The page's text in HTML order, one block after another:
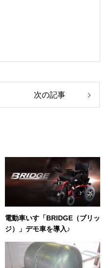
次の記事
電動車いす「BRIDGE（ブリッ
ジ）」デモ車を導入♪